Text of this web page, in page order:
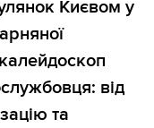
Києвом у
від
та